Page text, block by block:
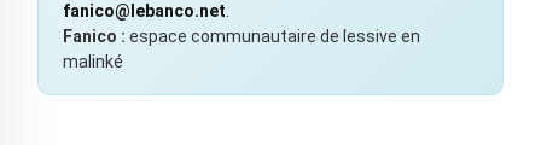
fanico@lebanco.net
Fanico : espace communautaire de lessive en
malinké